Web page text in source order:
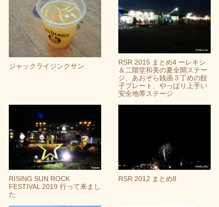
ジャックライジンクサン
RSR 2015 まとめ4 ーレキシ
＆二階堂和美の夏全開ステー
ジ、あおぞら銭函３丁めの餃
子プレート、やっぱり上手い
安全地帯ステージ
RISING SUN ROCK
FESTIVAL 2019 行って来まし
た
RSR 2012 まとめ8